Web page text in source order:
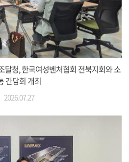
달청, 한국여성벤처협회 전북지회와 소
간담회 개최
2026.07.27